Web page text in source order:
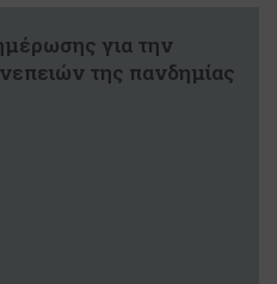
για την
της πανδημίας